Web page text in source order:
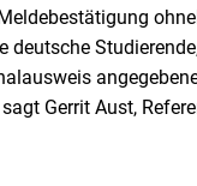
deutsche
Gerrit Aust,